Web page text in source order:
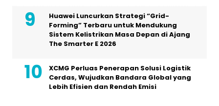
Huawei Luncurkan Strategi “Grid-
Forming” Terbaru untuk Mendukung
Sistem Kelistrikan Masa Depan di Ajang
The Smarter E 2026
XCMG Perluas Penerapan Solusi Logistik
Cerdas, Wujudkan Bandara Global yang
Lebih Efisien dan Rendah Emisi